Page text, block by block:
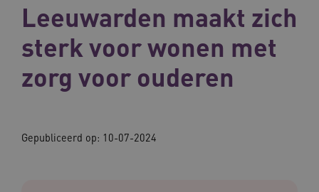
Leeuwarden maakt zich
sterk voor wonen met
zorg voor ouderen
Gepubliceerd op: 10-07-2024